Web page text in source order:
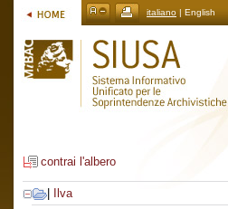
italiano | English
contrai l'albero
Ilva